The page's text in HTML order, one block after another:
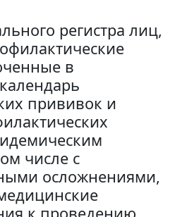
регистра лиц,
в
прививок и
числе с
осложнениями,
к проведению